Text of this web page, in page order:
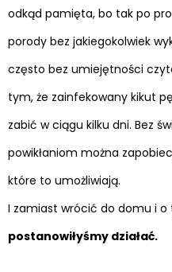
odkąd pamięta, bo tak po
porody bez jakiegokolwiek
często bez umiejętności
tym, że zainfekowany kikut
zabić w ciągu kilku dni. Bez
powikłaniom można
które to umożliwiają.
I zamiast wrócić do domu i
postanowiłyśmy działać.